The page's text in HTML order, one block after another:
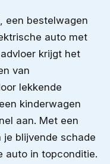
een bestelwagen
auto met
krijgt het
van
lekkende
kinderwagen
aan. Met een
blijvende schade
auto in topconditie.